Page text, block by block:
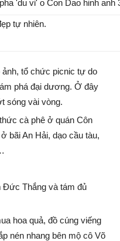
tự nhiên.
ảnh, tổ chức picnic tự do
phá đại dương. Ở đây
sóng vài vòng.
cà phê ở quán Côn
bãi An Hải, dạo cầu tàu,
Đức Thắng và tám đủ
hoa quả, đồ cúng viếng
nén nhang bên mộ cô Võ